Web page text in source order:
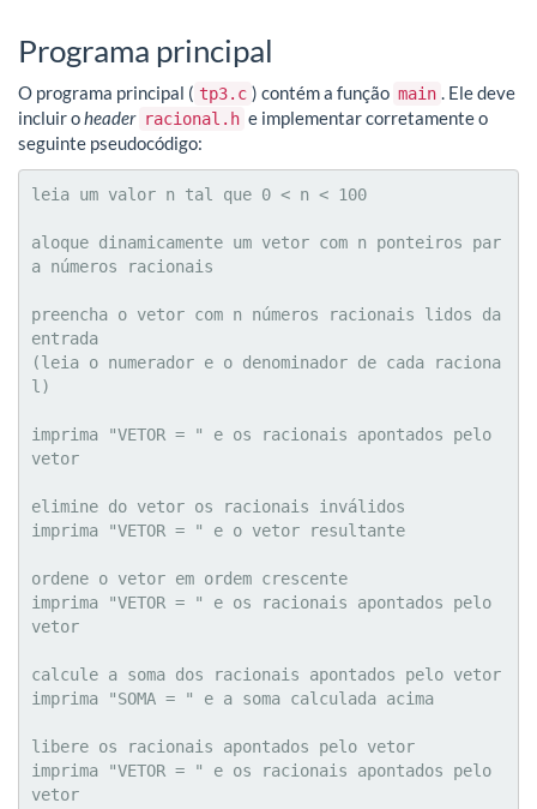
Programa principal
O programa principal ( tp3.c ) contém a função main . Ele deve
incluir oheader racional.h e implementar corretamente o
seguinte pseudocódigo:
leia um valor n tal que 0 < n < 100
aloque dinamicamente um vetor com n ponteiros par
a números racionais
preencha o vetor com n números racionais lidos da
entrada
(leia o numerador e o denominador de cada raciona
l)
imprima "VETOR = " e os racionais apontados pelo
vetor
elimine do vetor os racionais inválidos
imprima "VETOR = " e o vetor resultante
ordene o vetor em ordem crescente
imprima "VETOR = " e os racionais apontados pelo
vetor
calcule a soma dos racionais apontados pelo vetor
imprima "SOMA = " e a soma calculada acima
libere os racionais apontados pelo vetor
imprima "VETOR = " e os racionais apontados pelo
vetor